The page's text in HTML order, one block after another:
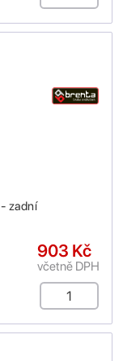
zadní
903 Kč
včetně DPH